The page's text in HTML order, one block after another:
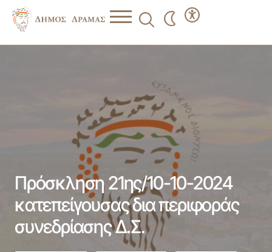
Πρόσκληση 21ης/10-10-2024
κατεπείγουσας δια περιφοράς
συνεδρίασης Δ.Σ.